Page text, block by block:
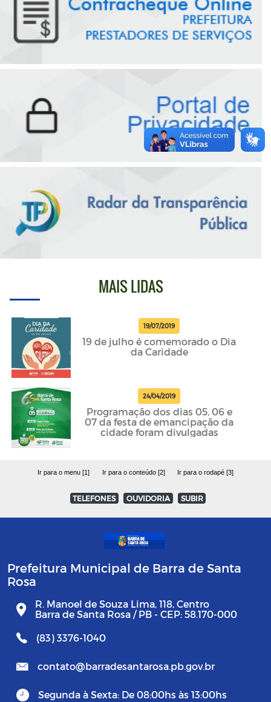
MAIS LIDAS
19/07/2019
19 de julho é comemorado o Dia
da Caridade
24/04/2019
Programação dos dias 05, 06 e
07 da festa de emancipação da
cidade foram divulgadas
Ir para o menu [1] Ir para o conteúdo [2] Ir para o rodapé [3]
TELEFONES OUVIDORIA SUBIR
Prefeitura Municipal de Barra de Santa
Rosa
R. Manoel de Souza Lima, 118, Centro
Barra de Santa Rosa / PB - CEP: 58.170-000
(83) 3376-1040
contato@barradesantarosa.pb.gov.br
Segunda à Sexta: De 08:00hs às 13:00hs